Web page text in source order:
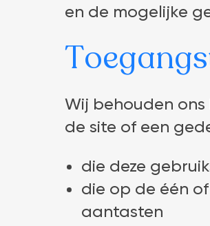
en de mogelijke
Wij behouden
de site of een
die deze
die op de één
aantasten